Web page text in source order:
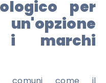
per
marchi
comuni come il